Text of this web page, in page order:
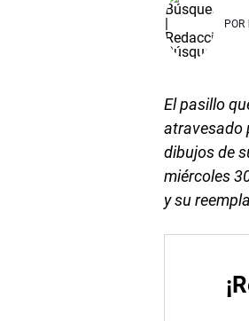
POR
El pasillo
atravesado
dibujos de
miércoles
y su